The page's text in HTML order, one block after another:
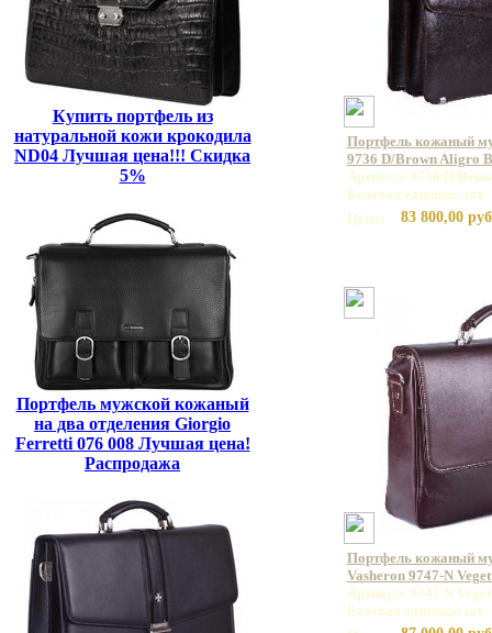
Купить портфель из
натуральной кожи крокодила
ND04 Лучшая цена!!! Скидка
5%
Портфель мужской кожаный
на два отделения Giorgio
Ferretti 076 008 Лучшая цена!
Распродажа
Портфель кожаный
9736 D/Brown Aligro
Артикул: 9736 D/
Базовая единица: шт
Цена:
83 800,00
Портфель кожаный
Vasheron 9747-N
Артикул: 9747 N
Базовая единица: шт